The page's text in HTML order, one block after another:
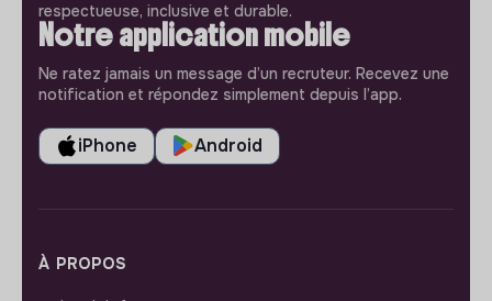
respectueuse, inclusive et durable.
Notre application mobile
Ne ratez jamais un message d’un recruteur. Recevez une
notification et répondez simplement depuis l’app.
iPhone Android
À PROPOS